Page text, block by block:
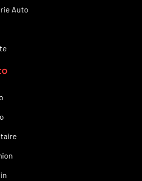
Auto